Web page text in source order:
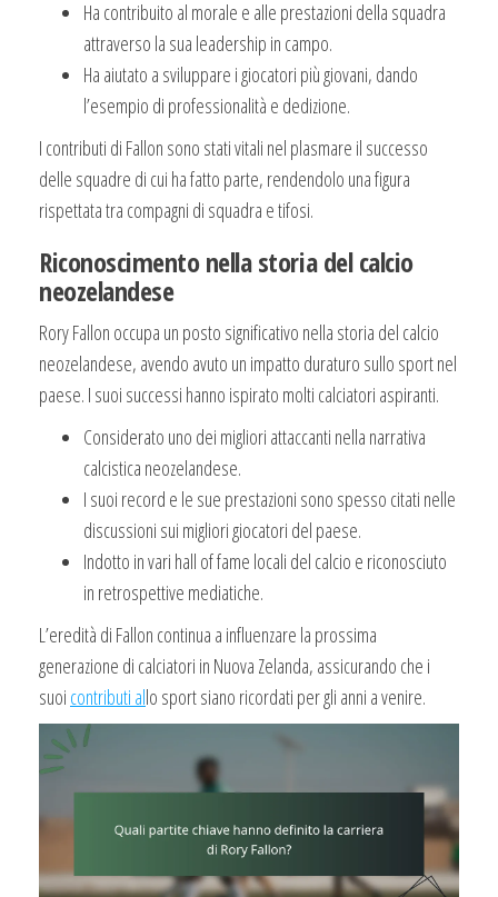
Ha contribuito al morale e alle prestazioni della squadra
attraverso la sua leadership in campo.
Ha aiutato a sviluppare i giocatori più giovani, dando
l’esempio di professionalità e dedizione.
I contributi di Fallon sono stati vitali nel plasmare il successo
delle squadre di cui ha fatto parte, rendendolo una figura
rispettata tra compagni di squadra e tifosi.
Riconoscimento nella storia del calcio
neozelandese
Rory Fallon occupa un posto significativo nella storia del calcio
neozelandese, avendo avuto un impatto duraturo sullo sport nel
paese. I suoi successi hanno ispirato molti calciatori aspiranti.
Considerato uno dei migliori attaccanti nella narrativa
calcistica neozelandese.
I suoi record e le sue prestazioni sono spesso citati nelle
discussioni sui migliori giocatori del paese.
Indotto in vari hall of fame locali del calcio e riconosciuto
in retrospettive mediatiche.
L’eredità di Fallon continua a influenzare la prossima
generazione di calciatori in Nuova Zelanda, assicurando che i
suoi contributi allo sport siano ricordati per gli anni a venire.